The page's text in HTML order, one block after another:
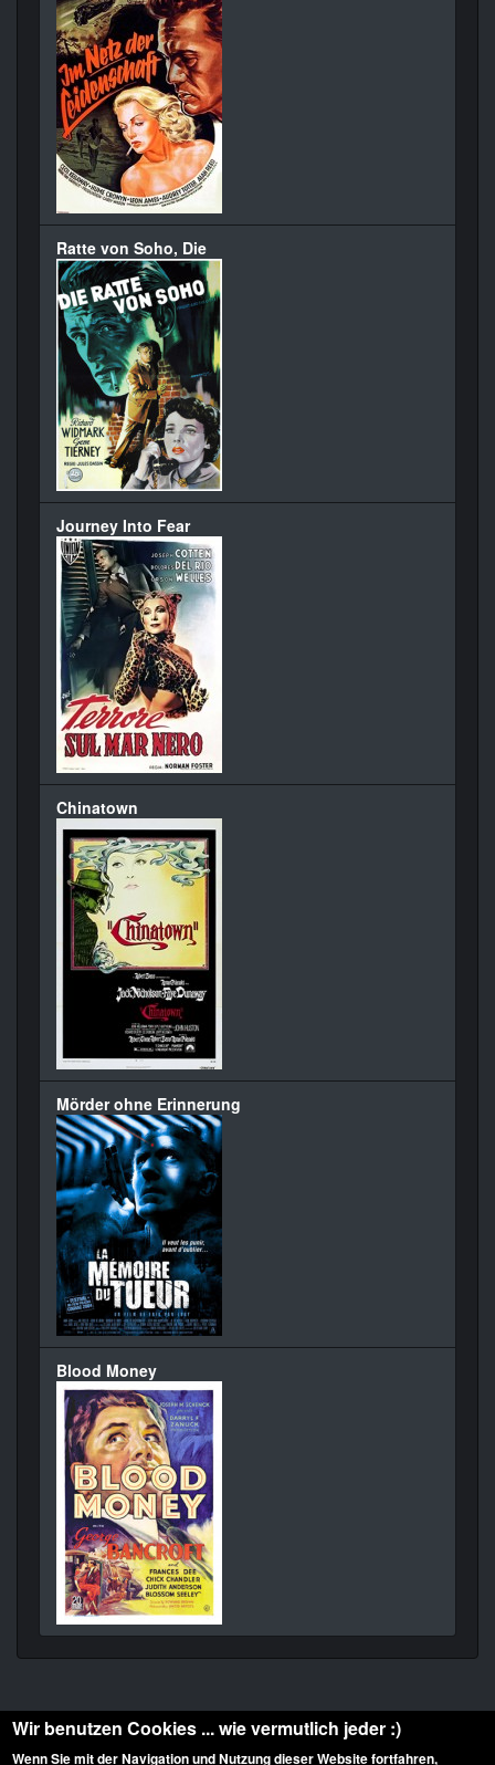
Ratte von Soho, Die
Journey Into Fear
Chinatown
Mörder ohne Erinnerung
Blood Money
Wir benutzen Cookies ... wie vermutlich jeder :)
Wenn Sie mit der Navigation und Nutzung dieser Website fortfahren,